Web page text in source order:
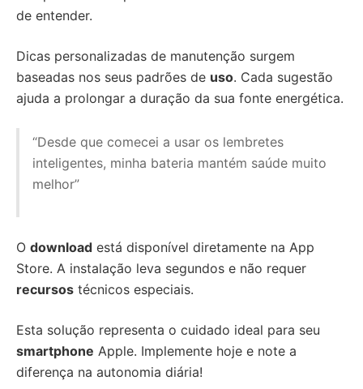
de entender.
Dicas personalizadas de manutenção surgem
baseadas nos seus padrões de uso. Cada sugestão
ajuda a prolongar a duração da sua fonte energética.
“Desde que comecei a usar os lembretes
inteligentes, minha bateria mantém saúde muito
melhor”
O download está disponível diretamente na App
Store. A instalação leva segundos e não requer
recursos técnicos especiais.
Esta solução representa o cuidado ideal para seu
smartphone Apple. Implemente hoje e note a
diferença na autonomia diária!